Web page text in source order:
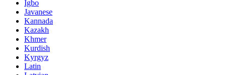
Igbo
Javanese
Kannada
Kazakh
Khmer
Kurdish
Kyrgyz
Latin